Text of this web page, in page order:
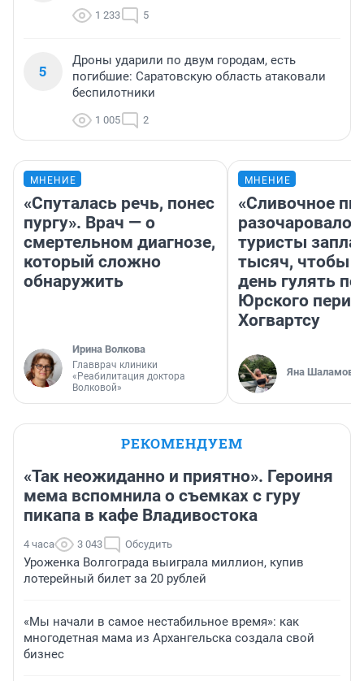
1 233 5
5
Дроны ударили по двум городам, есть
погибшие: Саратовскую область атаковали
беспилотники
1 005 2
МНЕНИЕ
«Спуталась речь, понес
пургу». Врач — о
смертельном диагнозе,
который сложно
обнаружить
Ирина Волкова
Главврач клиники
«Реабилитация доктора
Волковой»
МНЕНИЕ
«Сливочное
разочаровало»:
туристы
тысяч, чтобы
день гулять по
Юрского
Хогвартсу
Яна Шаламова
РЕКОМЕНДУЕМ
«Так неожиданно и приятно». Героиня
мема вспомнила о съемках с гуру
пикапа в кафе Владивостока
4 часа 3 043 Обсудить
Уроженка Волгограда выиграла миллион, купив
лотерейный билет за 20 рублей
«Мы начали в самое нестабильное время»: как
многодетная мама из Архангельска создала свой
бизнес